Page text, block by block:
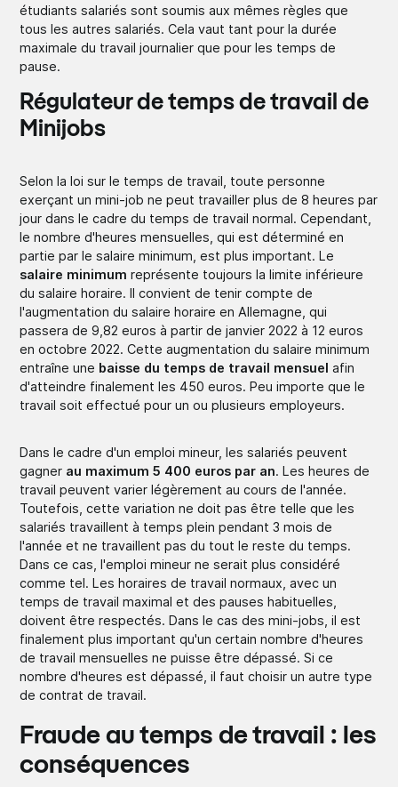
étudiants salariés sont soumis aux mêmes règles que
tous les autres salariés. Cela vaut tant pour la durée
maximale du travail journalier que pour les temps de
pause.
Régulateur de temps de travail de
Minijobs
Selon la loi sur le temps de travail, toute personne
exerçant un mini-job ne peut travailler plus de 8 heures par
jour dans le cadre du temps de travail normal. Cependant,
le nombre d'heures mensuelles, qui est déterminé en
partie par le salaire minimum, est plus important. Le
salaire minimum représente toujours la limite inférieure
du salaire horaire. Il convient de tenir compte de
l'augmentation du salaire horaire en Allemagne, qui
passera de 9,82 euros à partir de janvier 2022 à 12 euros
en octobre 2022. Cette augmentation du salaire minimum
entraîne une baisse du temps de travail mensuel afin
d'atteindre finalement les 450 euros. Peu importe que le
travail soit effectué pour un ou plusieurs employeurs.
Dans le cadre d'un emploi mineur, les salariés peuvent
gagner au maximum 5 400 euros par an. Les heures de
travail peuvent varier légèrement au cours de l'année.
Toutefois, cette variation ne doit pas être telle que les
salariés travaillent à temps plein pendant 3 mois de
l'année et ne travaillent pas du tout le reste du temps.
Dans ce cas, l'emploi mineur ne serait plus considéré
comme tel. Les horaires de travail normaux, avec un
temps de travail maximal et des pauses habituelles,
doivent être respectés. Dans le cas des mini-jobs, il est
finalement plus important qu'un certain nombre d'heures
de travail mensuelles ne puisse être dépassé. Si ce
nombre d'heures est dépassé, il faut choisir un autre type
de contrat de travail.
Fraude au temps de travail : les
conséquences